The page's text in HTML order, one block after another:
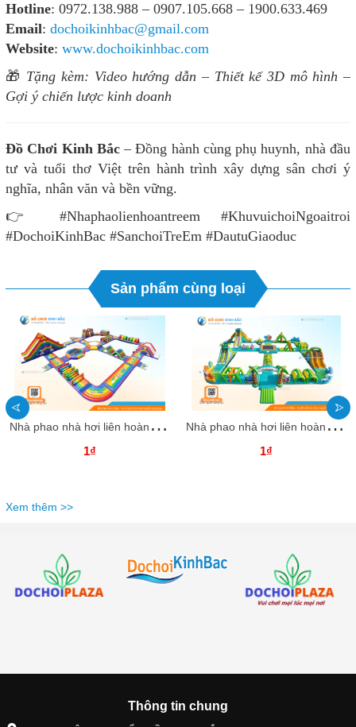
Hotline: 0972.138.988 – 0907.105.668 – 1900.633.469
Email: dochoikinhbac@gmail.com
Website: www.dochoikinhbac.com
🎁 Tặng kèm: Video hướng dẫn – Thiết kế 3D mô hình –
Gợi ý chiến lược kinh doanh
Đồ Chơi Kinh Bắc– Đồng hành cùng phụ huynh, nhà đầu
tư và tuổi thơ Việt trên hành trình xây dựng sân chơi ý
nghĩa, nhân văn và bền vững.
👉 #Nhaphaolienhoantreem #KhuvuichoiNgoaitroi
#DochoiKinhBac #SanchoiTreEm #DautuGiaoduc
Sản phẩm cùng loại
N
hà phao nhà hơi liên hoàn NPNHLHKB61 Dochoikinhbac - Khu trò chơi phao hơi vui nhộn
1₫
N
hà phao nhà hơi liên hoàn NPNHLHKB60 Dochoikinhbac - Khu trò chơi phao hơi vui nhộn
1₫
Xem thêm >>
Thông tin chung